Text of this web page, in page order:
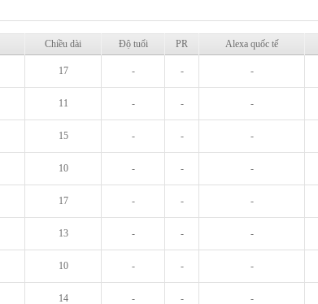
Chiều dài Độ tuổi PR Alexa quốc tế
17 - - -
11 - - -
15 - - -
10 - - -
17 - - -
13 - - -
10 - - -
14 - - -